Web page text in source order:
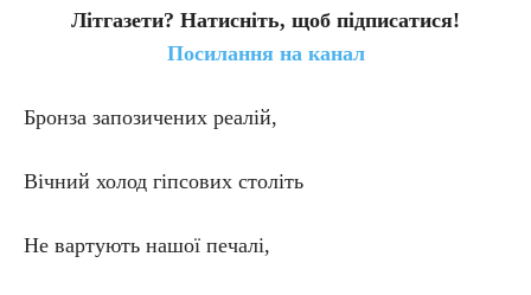
Літгазети? Натисніть, щоб підписатися!
Посилання на канал
Бронза запозичених реалій,
Вічний холод гіпсових століть
Не вартують нашої печалі,